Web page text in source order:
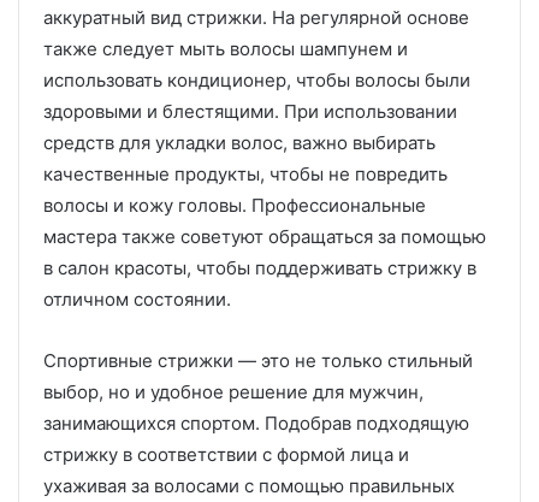
аккуратный вид стрижки. На регулярной основе
также следует мыть волосы шампунем и
использовать кондиционер, чтобы волосы были
здоровыми и блестящими. При использовании
средств для укладки волос, важно выбирать
качественные продукты, чтобы не повредить
волосы и кожу головы. Профессиональные
мастера также советуют обращаться за помощью
в салон красоты, чтобы поддерживать стрижку в
отличном состоянии.
Спортивные стрижки — это не только стильный
выбор, но и удобное решение для мужчин,
занимающихся спортом. Подобрав подходящую
стрижку в соответствии с формой лица и
ухаживая за волосами с помощью правильных